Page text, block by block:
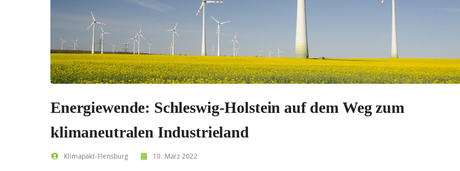
Energiewende: Schleswig-Holstein auf dem Weg zum
klimaneutralen Industrieland
Klimapakt-Flensburg 10. März 2022